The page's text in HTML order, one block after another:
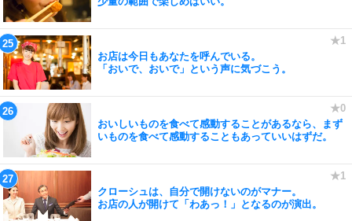
お店は今日もあなたを呼んでいる。
「おいで、おいで」という声に気づこう。
おいしいものを食べて感動することがあるなら、まず
いものを食べて感動することもあっていいはずだ。
クローシュは、自分で開けないのがマナー。
お店の人が開けて「わあっ！」となるのが演出。